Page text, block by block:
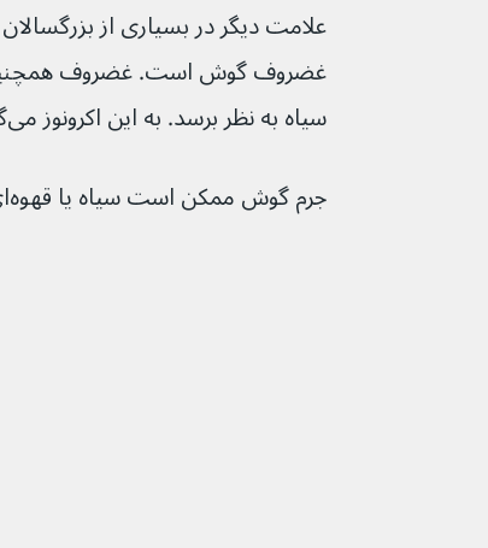
علامت دیگر در بسیاری از
غضروف گوش است. غضروف
سیاه به نظر برسد. به این اکرونوز می‌گویند.
جرم گوش ممکن است سیاه یا قهوه‌ای مایل به قرمز باشد.